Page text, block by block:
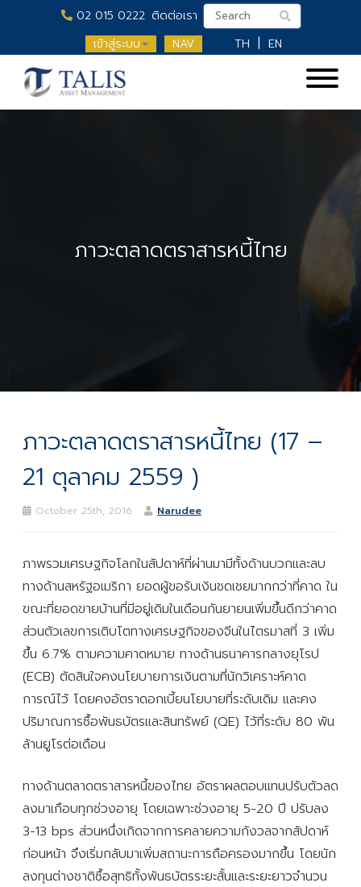
02 015 0222 ติดต่อเรา
เข้าสู่ระบบ
NAV TH EN
ภาวะตลาดตราสารหนี้ไทย
ภาวะตลาดตราสารหนี้ไทย (17 –
21 ตุลาคม 2559 )
October 25th, 2016 Narudee
ภาพรวมเศรษฐกิจโลกในสัปดาห์ที่ผ่านมามีทั้งด้านบวกและลบ
ทางด้านสหรัฐอเมริกา ยอดผู้ขอรับเงินชดเชยมากกว่าที่คาด ใน
ขณะที่ยอดขายบ้านที่มีอยู่เดิมในเดือนกันยายนเพิ่มขึ้นดีกว่าคาด
ส่วนตัวเลขการเติบโตทางเศรษฐกิจของจีนในไตรมาสที่ 3 เพิ่ม
ขึ้น 6.7% ตามความคาดหมาย ทางด้านธนาคารกลางยุโรป
(ECB) ตัดสินใจคงนโยบายการเงินตามที่นักวิเคราะห์คาด
การณ์ไว้ โดยคงอัตราดอกเบี้ยนโยบายที่ระดับเดิม และคง
ปริมาณการซื้อพันธบัตรและสินทรัพย์ (QE) ไว้ที่ระดับ 80 พัน
ล้านยูโรต่อเดือน
ทางด้านตลาดตราสารหนี้ของไทย อัตราผลตอบแทนปรับตัวลด
ลงมาเกือบทุกช่วงอายุ โดยเฉพาะช่วงอายุ 5-20 ปี ปรับลง
3-13 bps ส่วนหนึ่งเกิดจากการคลายความกังวลจากสัปดาห์
ก่อนหน้า จึงเริ่มกลับมาเพิ่มสถานะการถือครองมากขึ้น โดยนัก
ลงทุนต่างชาติซื้อสุทธิทั้งพันธบัตรระยะสั้นและระยะยาวจำนวน